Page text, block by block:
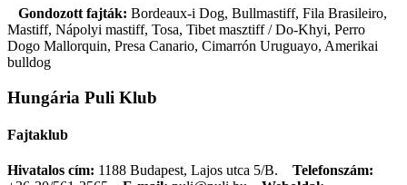
Gondozott fajták: Bordeaux-i Dog, Bullmastiff, Fila Brasileiro,
Mastiff, Nápolyi mastiff, Tosa, Tibet masztiff / Do-Khyi, Perro
Dogo Mallorquin, Presa Canario, Cimarrón Uruguayo, Amerikai
bulldog
Hungária Puli Klub
Fajtaklub
Hivatalos cím: 1188 Budapest, Lajos utca 5/B. Telefonszám: